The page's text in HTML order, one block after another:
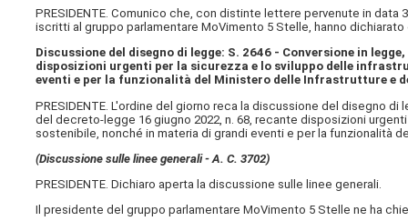
PRESIDENTE. Comunico che, con distinte lettere pervenute in
iscritti al gruppo parlamentare MoVimento 5 Stelle, hanno
Discussione del disegno di legge: S. 2646 - Conversione in
disposizioni urgenti per la sicurezza e lo sviluppo delle
eventi e per la funzionalità del Ministero delle Infrastrutture e
PRESIDENTE. L'ordine del giorno reca la discussione del disegno
del decreto-legge 16 giugno 2022, n. 68, recante disposizioni
sostenibile, nonché in materia di grandi eventi e per la funzionalità
(Discussione sulle linee generali - A. C. 3702​)
PRESIDENTE. Dichiaro aperta la discussione sulle linee generali.
Il presidente del gruppo parlamentare MoVimento 5 Stelle ne ha